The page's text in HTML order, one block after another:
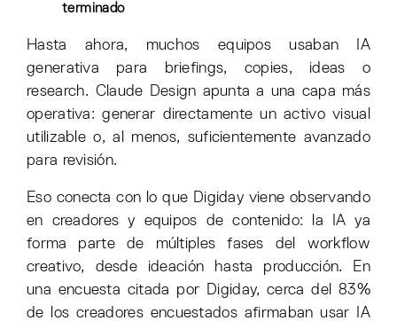
terminado
Hasta ahora, muchos equipos usaban IA
generativa para briefings, copies, ideas o
research. Claude Design apunta a una capa más
operativa: generar directamente un activo visual
utilizable o, al menos, suficientemente avanzado
para revisión.
Eso conecta con lo que Digiday viene observando
en creadores y equipos de contenido: la IA ya
forma parte de múltiples fases del workflow
creativo, desde ideación hasta producción. En
una encuesta citada por Digiday, cerca del 83%
de los creadores encuestados afirmaban usar IA